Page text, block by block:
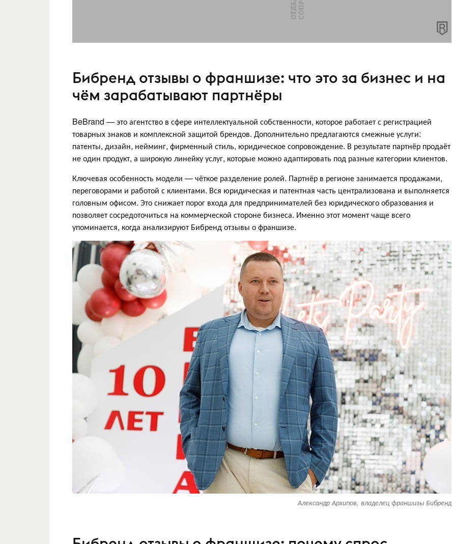
Бибренд отзывы о франшизе: что это за бизнес и на
чём зарабатывают партнёры
BeBrand — это агентство в сфере интеллектуальной собственности, которое работает с регистрацией
товарных знаков и комплексной защитой брендов. Дополнительно предлагаются смежные услуги:
патенты, дизайн, нейминг, фирменный стиль, юридическое сопровождение. В результате партнёр продаёт
не один продукт, а широкую линейку услуг, которые можно адаптировать под разные категории клиентов.
Ключевая особенность модели — чёткое разделение ролей. Партнёр в регионе занимается продажами,
переговорами и работой с клиентами. Вся юридическая и патентная часть централизована и выполняется
головным офисом. Это снижает порог входа для предпринимателей без юридического образования и
позволяет сосредоточиться на коммерческой стороне бизнеса. Именно этот момент чаще всего
упоминается, когда анализируют Бибренд отзывы о франшизе.
Александр Архипов, владелец франшизы Бибренд